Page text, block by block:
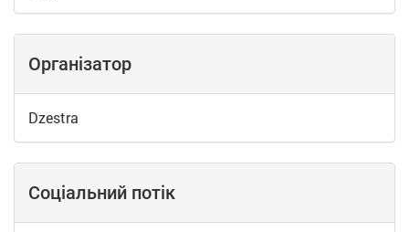
Організатор
Dzestra
Соціальний потік